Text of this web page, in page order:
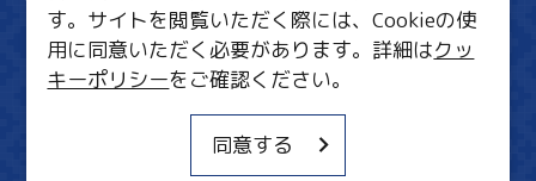
行きたいリスト
MICE・教育・観光事業者の皆様へ
す。サイトを閲覧いただく際には、Cookieの使
用に同意いただく必要があります。詳細はクッ
キーポリシーをご確認ください。
同意する